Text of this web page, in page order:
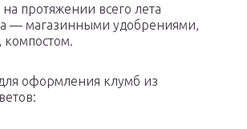
протяжении всего лета
— магазинными удобрениями,
компостом.
оформления клумб из